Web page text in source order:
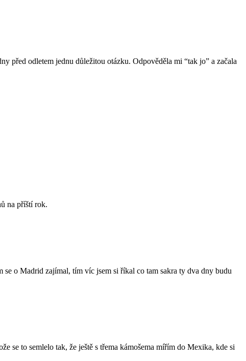
před odletem jednu důležitou otázku. Odpověděla mi “tak jo” a začala
na příští rok.
o Madrid zajímal, tím víc jsem si říkal co tam sakra ty dva dny budu
se to semlelo tak, že ještě s třema kámošema mířím do Mexika, kde si